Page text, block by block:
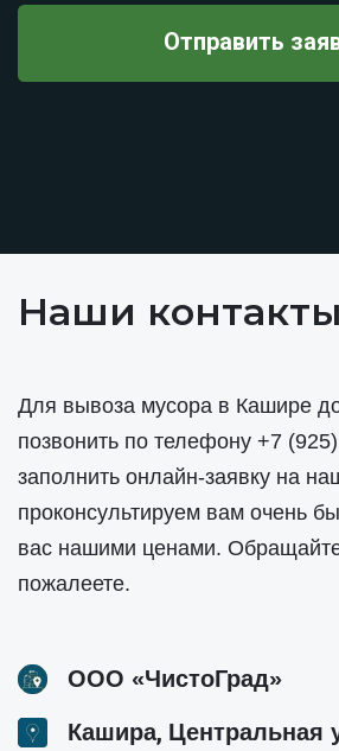
Наши контакты
Для вывоза мусора в Кашире
позвонить по телефону +7
заполнить онлайн-заявку на
проконсультируем вам очень
вас нашими ценами.
пожалеете.
ООО «ЧистоГрад»
Кашира, Центральная